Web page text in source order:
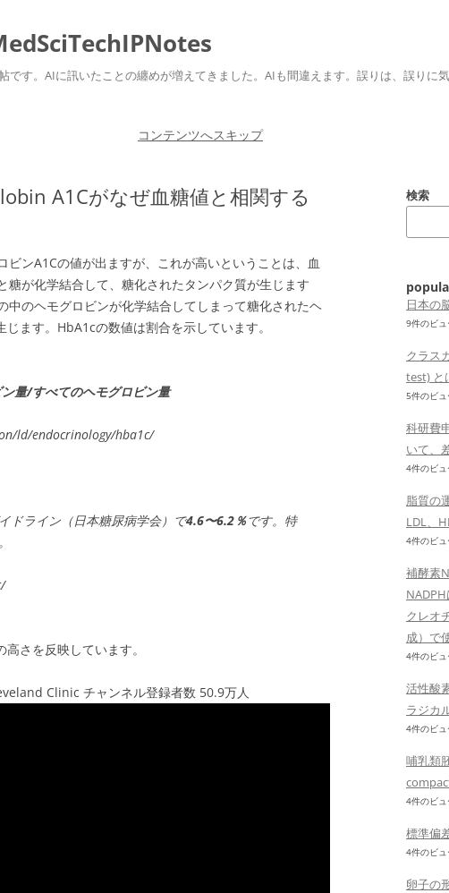
です。AIに訊いたことの纏めが増えてきました。AIも間違えます。誤りは、誤りに
コンテンツへスキップ
A1Cがなぜ血糖値と相関する
ンA1Cの値が出ますが、これが高いということは、血
糖が化学結合して、糖化されたタンパク質が生じます
中のヘモグロビンが化学結合してしまって糖化されたヘ
ます。HbA1cの数値は割合を示しています。
量/すべてのヘモグロビン量
ld/endocrinology/hba1c/
ドライン（日本糖尿病学会）で4.6〜6.2％です。特
さを反映しています。
Clinic チャンネル登録者数 50.9万人
検索
日本の
9件のビュ
クラス
test) と
5件のビュ
科研費
いて、
4件のビュ
脂質の
LDL、
4件のビュ
補酵素
クレオ
成）で
4件のビュ
活性酸
ラジカ
4件のビュ
哺乳類
4件のビュ
標準偏
4件のビュ
卵子の